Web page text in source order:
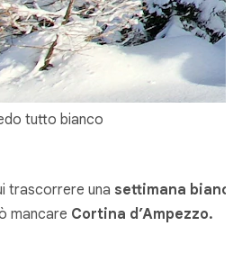
tutto bianco
trascorrere una settimana
mancare Cortina d’Ampezzo.